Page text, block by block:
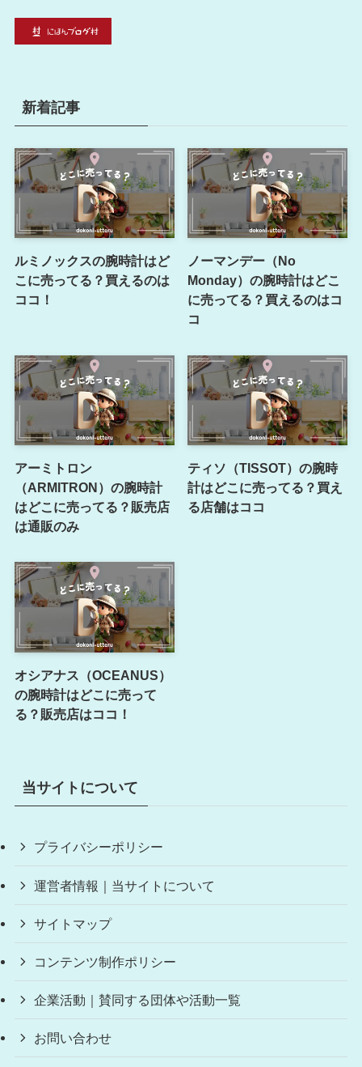
新着記事
ルミノックスの腕時計はど
こに売ってる？買えるのは
ココ！
ノーマンデー（No
Monday）の腕時計はどこ
に売ってる？買えるのはコ
コ
アーミトロン
（ARMITRON）の腕時計
はどこに売ってる？販売店
は通販のみ
ティソ（TISSOT）の腕時
計はどこに売ってる？買え
る店舗はココ
オシアナス（OCEANUS）
の腕時計はどこに売って
る？販売店はココ！
当サイトについて
プライバシーポリシー
運営者情報｜当サイトについて
サイトマップ
コンテンツ制作ポリシー
企業活動｜賛同する団体や活動一覧
お問い合わせ